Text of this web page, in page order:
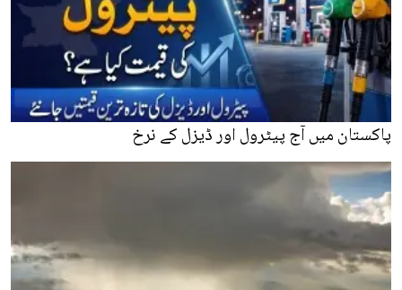
پاکستان میں آج پیٹرول اور ڈیزل کے نرخ